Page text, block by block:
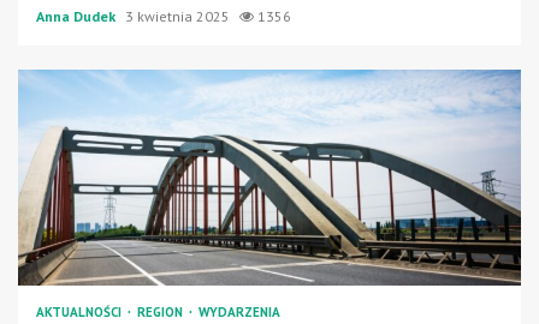
Anna Dudek 3 kwietnia 2025 1356
AKTUALNOŚCI REGION WYDARZENIA